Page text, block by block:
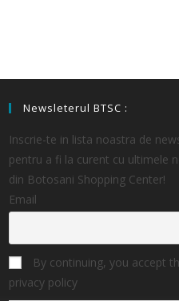
Newsleterul BTSC :
Inscrie-te in lista noastra de
pentru a fi la curent cu ultimele
din Botosani Shopping Center!
Email
By continuing, you accept
privacy policy